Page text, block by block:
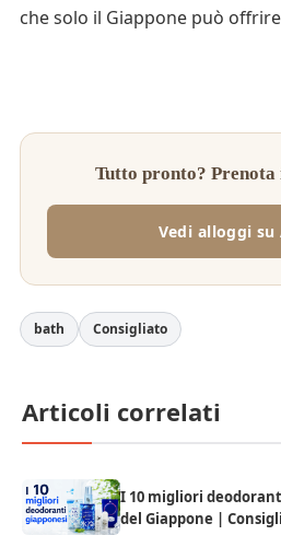
che solo il Giappone può
Tutto pronto?
Vedi alloggi su
bath Consigliato
Articoli correlati
I 10 migliori
del Giappone |